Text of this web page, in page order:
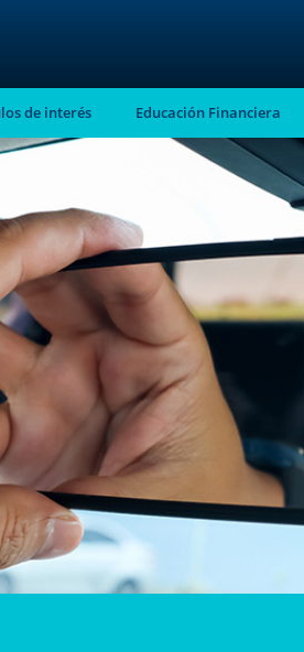
mensualmente en tu
relevantes.
de interés Educación Financiera